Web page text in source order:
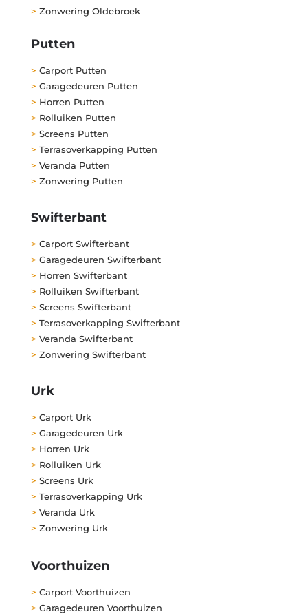
> Zonwering Oldebroek
Putten
> Carport Putten
> Garagedeuren Putten
> Horren Putten
> Rolluiken Putten
> Screens Putten
> Terrasoverkapping Putten
> Veranda Putten
> Zonwering Putten
Swifterbant
> Carport Swifterbant
> Garagedeuren Swifterbant
> Horren Swifterbant
> Rolluiken Swifterbant
> Screens Swifterbant
> Terrasoverkapping Swifterbant
> Veranda Swifterbant
> Zonwering Swifterbant
Urk
> Carport Urk
> Garagedeuren Urk
> Horren Urk
> Rolluiken Urk
> Screens Urk
> Terrasoverkapping Urk
> Veranda Urk
> Zonwering Urk
Voorthuizen
> Carport Voorthuizen
> Garagedeuren Voorthuizen